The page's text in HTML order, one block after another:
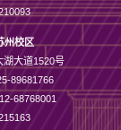
州校区
湖大道1520号
89681766
68768001